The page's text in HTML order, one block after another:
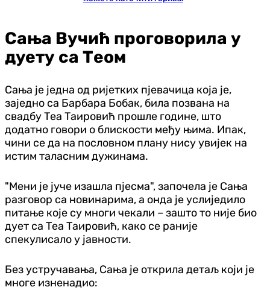
Сања Вучић проговорила у
дуету са Теом
Сања је једна од ријетких пјевачица која је,
заједно са Барбара Бобак, била позвана на
свадбу Теа Таировић прошле године, што
додатно говори о блискости међу њима. Ипак,
чини се да на пословном плану нису увијек на
истим таласним дужинама.
"Мени је јуче изашла пјесма", започела је Сања
разговор са новинарима, а онда је услиједило
питање које су многи чекали – зашто то није био
дует са Теа Таировић, како се раније
спекулисало у јавности.
Без устручавања, Сања је открила детаљ који је
многе изненадио: